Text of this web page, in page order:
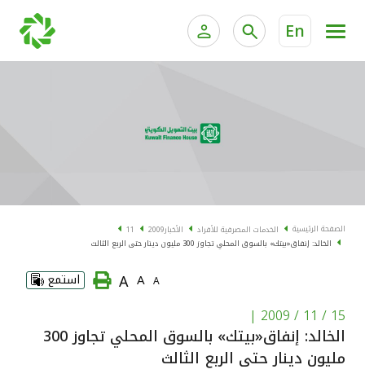
En
الخدمات المصرفية الإلكترونية للشركات
البطاقات
"برامج العملاء"
الاستثمار
الصفحة الرئيسية الخدمات المصرفية للأفراد الأخبار2009
11
الخالد: إنفاق«بيتك» بالسوق المحلي تجاوز 300 مليون دينار حتى الربع الثالث
A
A
A استمع
15 / 11 / 2009
|
الخالد: إنفاق«بيتك» بالسوق المحلي تجاوز 300
مليون دينار حتى الربع الثالث